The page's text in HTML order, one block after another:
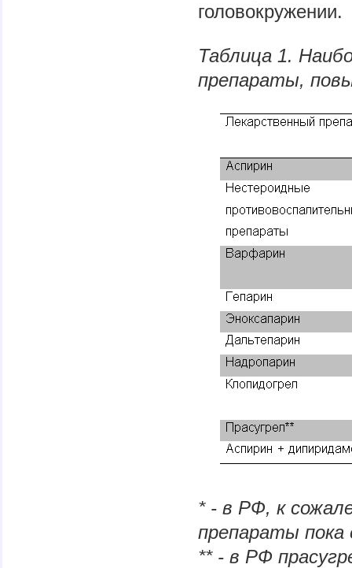
головокружении.
Таблица 1.
препараты,
* - в РФ, к
препараты
** - в РФ